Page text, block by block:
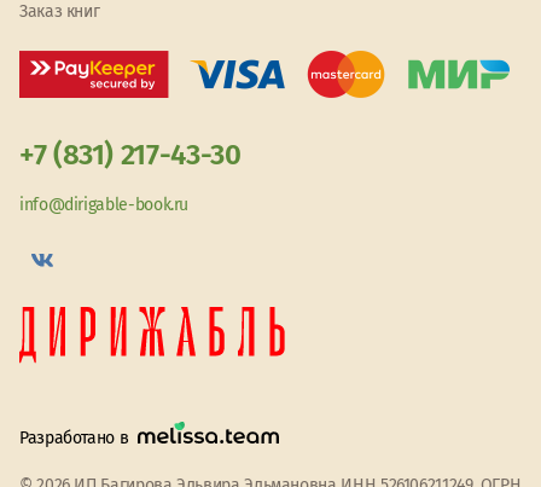
Заказ книг
+7 (831) 217-43-30
info@dirigable-book.ru
Разработано в